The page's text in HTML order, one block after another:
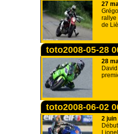
27
rallye
de
toto2008-05-28
28
toto2008-06-02
2 juin